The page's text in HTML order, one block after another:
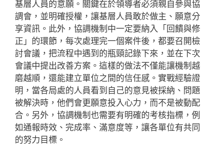
基層人員的意願。關鍵在於領導者必須親自參與協
調會，並明確授權，讓基層人員敢於做主、願意分
享資訊。此外，協調機制中一定要納入「回饋與修
正」的環節，每次處理完一個案件後，都要召開檢
討會議，把流程中遇到的瓶頸記錄下來，並在下次
會議中提出改善方案。這樣的做法不僅能讓機制越
磨越順，還能建立單位之間的信任感。實戰經驗證
明，當各局處的人員看到自己的意見被採納、問題
被解決時，他們會更願意投入心力，而不是被動配
合。另外，協調機制也需要有明確的考核指標，例
如通報時效、完成率、滿意度等，讓各單位有共同
的努力目標。